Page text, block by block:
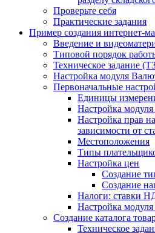
Проверьте себя
Практические задания
Пример создания интернет-
Введение и
Типовой порядок
Техническое задание
Настройка модуля
Первоначальные
Единицы
Настройка
Настройка прав
зависимости от
Местоположения
Типы
Настройка цен
Создание
Создание
Налоги: ставки
Настройка
Создание каталога
Техническое